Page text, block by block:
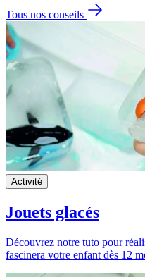
Tous nos conseils
Activité
Jouets glacés
Découvrez notre tuto pour
fascinera votre enfant dès 12